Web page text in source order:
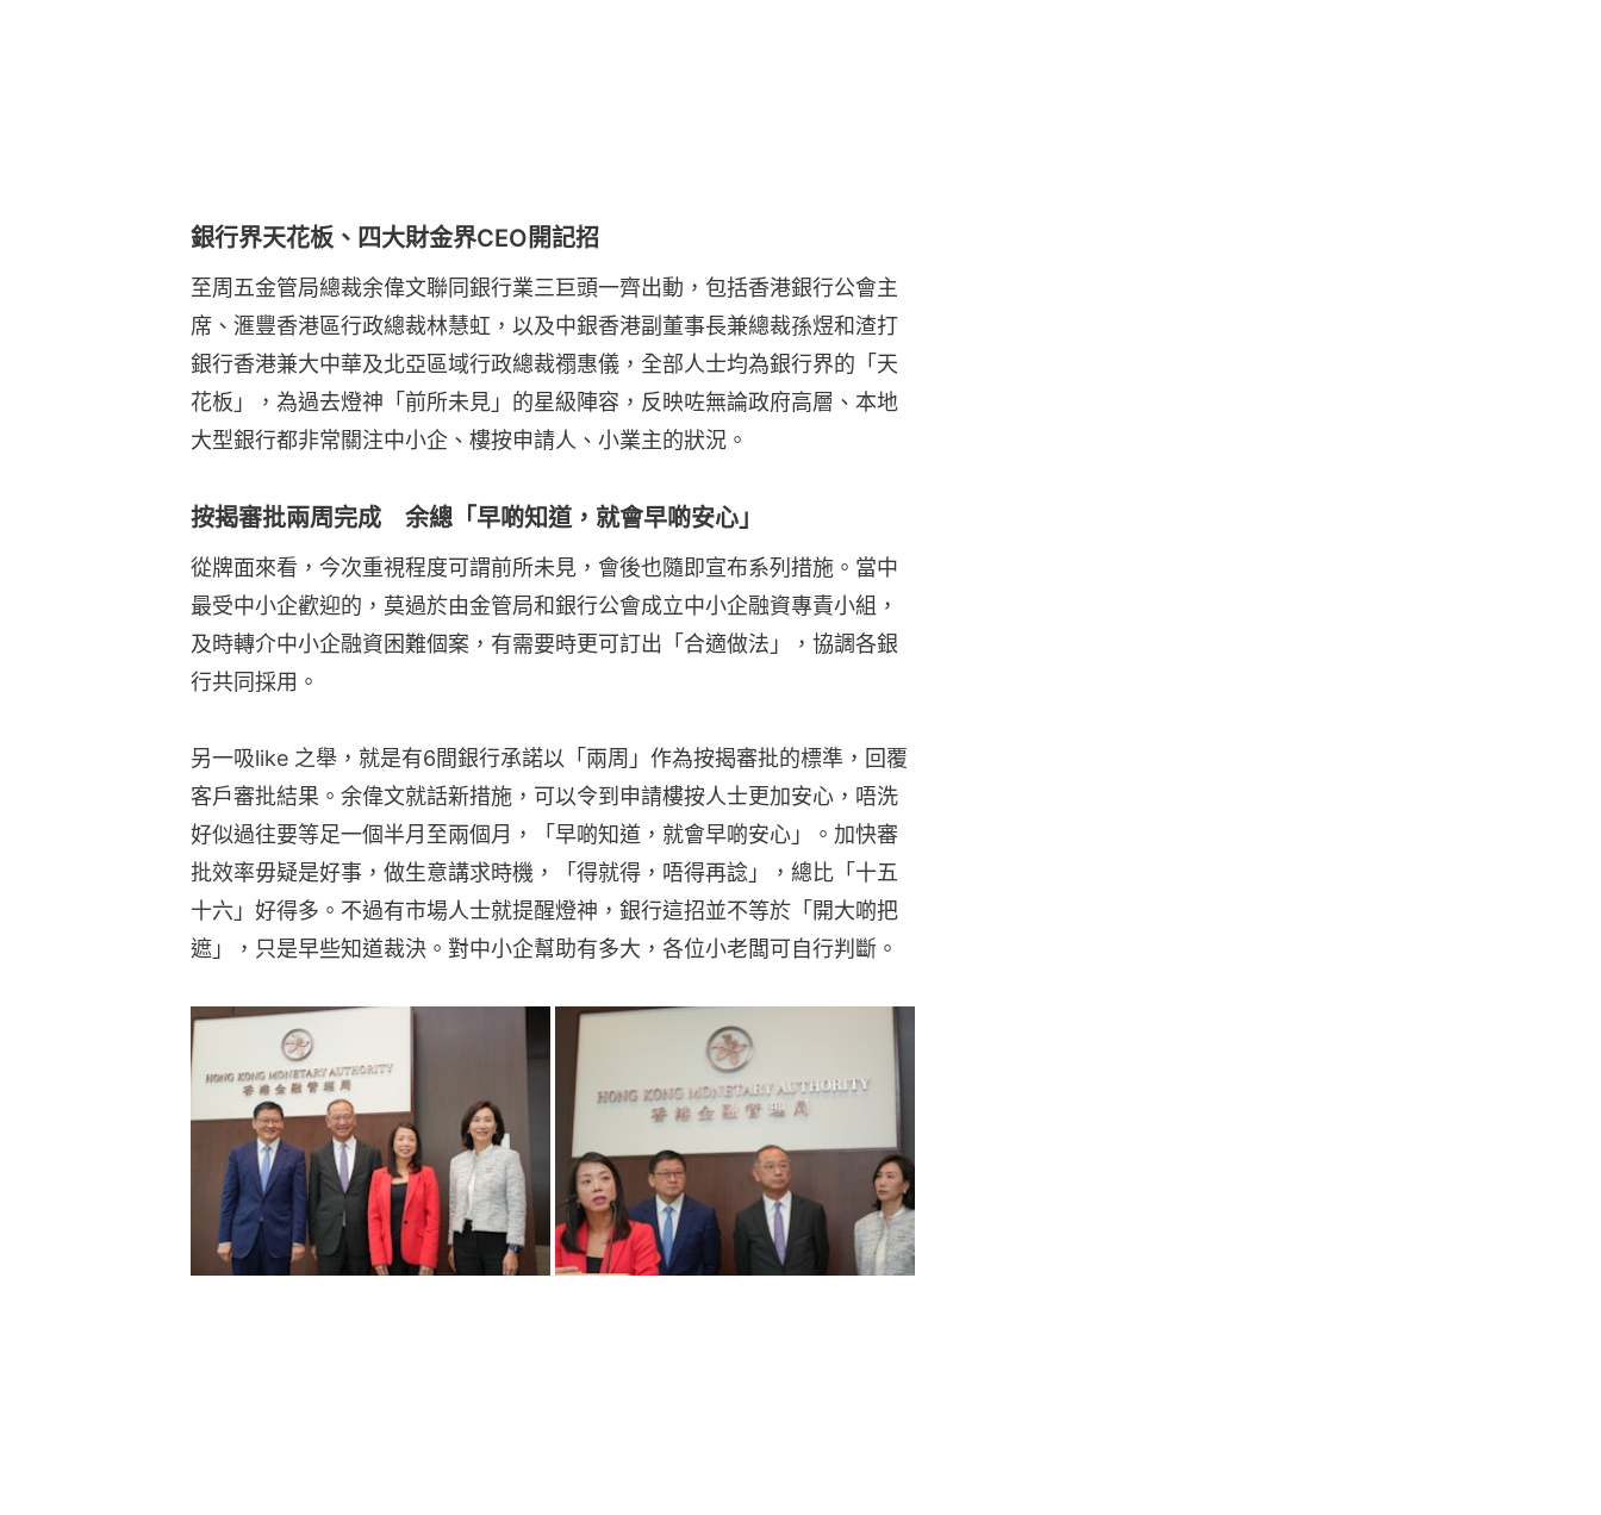
銀行界天花板、四大財金界CEO開記招
至周五金管局總裁余偉文聯同銀行業三巨頭一齊出動，包括香港銀行公會主
席、滙豐香港區行政總裁林慧虹，以及中銀香港副董事長兼總裁孫煜和渣打
銀行香港兼大中華及北亞區域行政總裁禤惠儀，全部人士均為銀行界的「天
花板」，為過去燈神「前所未見」的星級陣容，反映咗無論政府高層、本地
大型銀行都非常關注中小企、樓按申請人、小業主的狀況。
按揭審批兩周完成 余總「早啲知道，就會早啲安心」
從牌面來看，今次重視程度可謂前所未見，會後也隨即宣布系列措施。當中
最受中小企歡迎的，莫過於由金管局和銀行公會成立中小企融資專責小組，
及時轉介中小企融資困難個案，有需要時更可訂出「合適做法」，協調各銀
行共同採用。
另一吸like 之舉，就是有6間銀行承諾以「兩周」作為按揭審批的標準，回覆
客戶審批結果。余偉文就話新措施，可以令到申請樓按人士更加安心，唔洗
好似過往要等足一個半月至兩個月，「早啲知道，就會早啲安心」。加快審
批效率毋疑是好事，做生意講求時機，「得就得，唔得再諗」，總比「十五
十六」好得多。不過有市場人士就提醒燈神，銀行這招並不等於「開大啲把
遮」，只是早些知道裁決。對中小企幫助有多大，各位小老闆可自行判斷。